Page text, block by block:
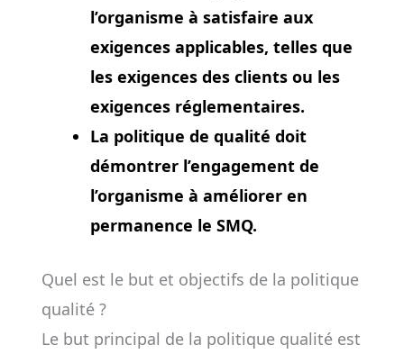
l’organisme à satisfaire aux
exigences applicables, telles que
les exigences des clients ou les
exigences réglementaires.
La politique de qualité doit
démontrer l’engagement de
l’organisme à améliorer en
permanence le SMQ.
Quel est le but et objectifs de la politique
qualité ?
Le but principal de la politique qualité est